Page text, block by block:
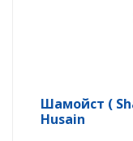
Шамойст (
Husain